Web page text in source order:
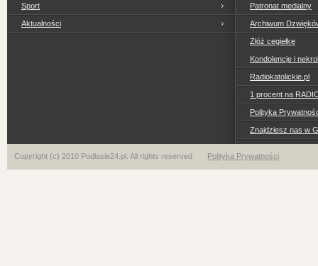
Sport
Aktualności
Patronat medialny
Archiwum
Złóż cegiełkę
Kondolencje i
Radiokatolickie.pl
1 procent na
Polityka
Znajdziesz nas w
Copyright (c) 2010 Podlasie24.pl. All rights reserved Polityka Prywatności